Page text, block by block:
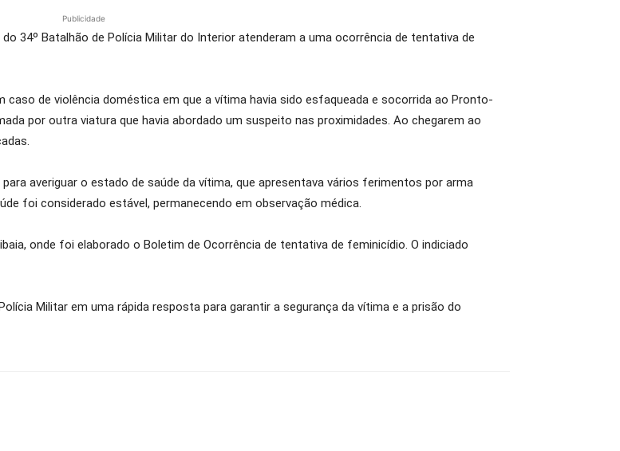
Publicidade
34º Batalhão de Polícia Militar do Interior atenderam a uma ocorrência de tentativa de
caso de violência doméstica em que a vítima havia sido esfaqueada e socorrida ao Pronto-
por outra viatura que havia abordado um suspeito nas proximidades. Ao chegarem ao
averiguar o estado de saúde da vítima, que apresentava vários ferimentos por arma
foi considerado estável, permanecendo em observação médica.
onde foi elaborado o Boletim de Ocorrência de tentativa de feminicídio. O indiciado
Militar em uma rápida resposta para garantir a segurança da vítima e a prisão do